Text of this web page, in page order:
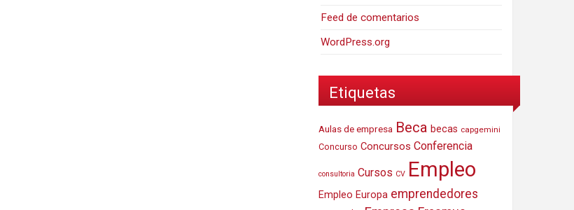
Feed de comentarios
WordPress.org
Etiquetas
Aulas de empresa Beca becas capgemini
Concurso Concursos Conferencia
consultoria Cursos CV Empleo
Empleo Europa emprendedores